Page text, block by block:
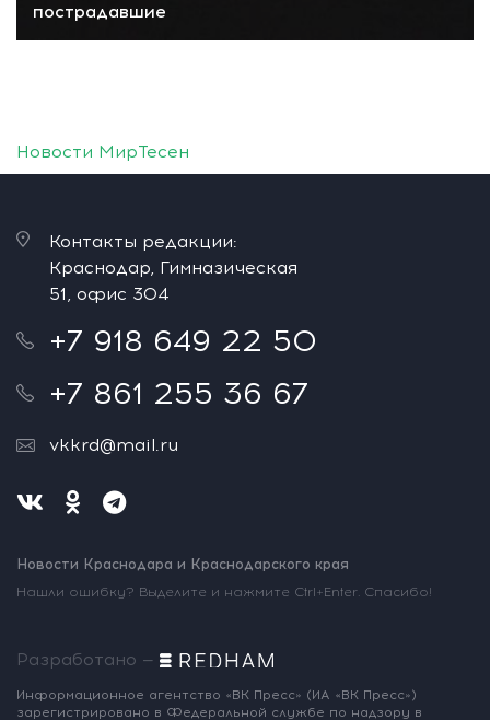
пострадавшие
Новости МирТесен
Контакты редакции:
Краснодар, Гимназическая
51, офис 304
+7 918 649 22 50
+7 861 255 36 67
vkkrd@mail.ru
Новости Краснодара и Краснодарского края
Нашли ошибку? Выделите и нажмите Ctrl+Enter. Спасибо!
Разработано —
Информационное агентство «ВК Пресс» (ИА «ВК Пресс»)
зарегистрировано в Федеральной службе по надзору в